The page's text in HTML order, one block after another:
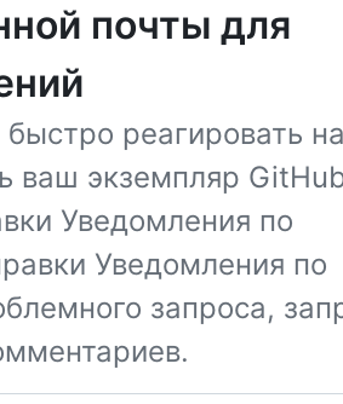
почты для
реагировать на
ваш экземпляр
Уведомления по
Уведомления по
запроса,